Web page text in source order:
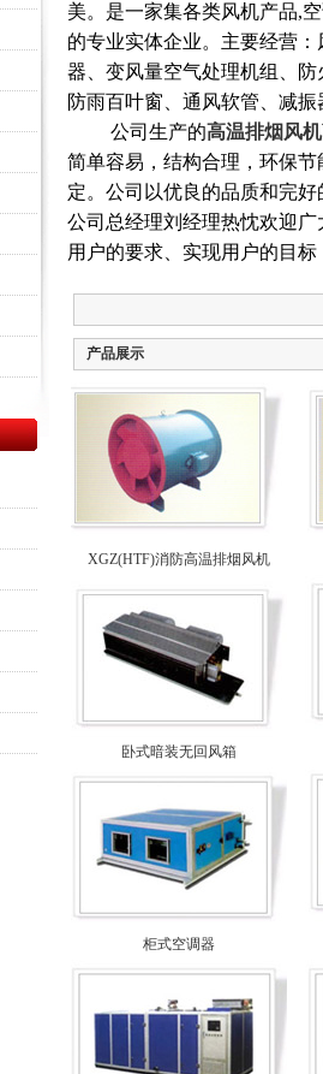
美。是一家集各类风机产品,
的专业实体企业。主要经营：
器、变风量空气处理机组、
防雨百叶窗、通风软管、减
公司生产的高温排烟风机
简单容易，结构合理，环保
定。公司以优良的品质和完
公司总经理刘经理热忱欢迎
用户的要求、实现用户的目标
产品展示
XGZ(HTF)消防高温排烟风机
卧式暗装无回风箱
柜式空调器